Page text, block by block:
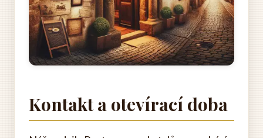
Kontakt a otevírací doba